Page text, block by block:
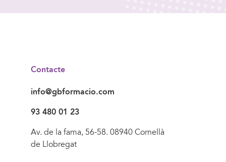
Contacte
info@gbformacio.com
93 480 01 23
Av. de la fama, 56-58. 08940 Cornellà
de Llobregat